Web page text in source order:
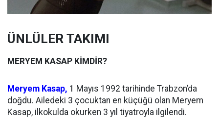
ÜNLÜLER TAKIMI
MERYEM KASAP KİMDİR?
Meryem Kasap, 1 Mayıs 1992 tarihinde Trabzon’da
doğdu. Ailedeki 3 çocuktan en küçüğü olan Meryem
Kasap, ilkokulda okurken 3 yıl tiyatroyla ilgilendi.